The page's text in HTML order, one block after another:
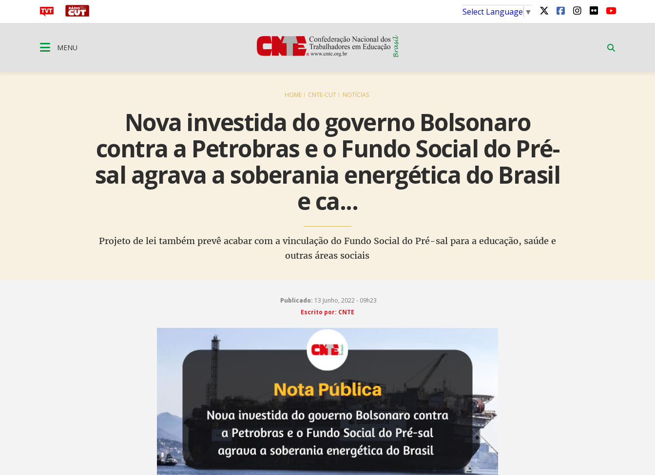
Select Language ▼
MENU
HOME CNTE-CUT NOTÍCIAS
Nova investida do governo Bolsonaro
contra a Petrobras e o Fundo Social do Pré-
sal agrava a soberania energética do Brasil
e ca...
Projeto de lei também prevê acabar com a vinculação do Fundo Social do Pré-sal para a educação, saúde e
outras áreas sociais
Publicado: 13 Junho, 2022 - 09h23
Escrito por: CNTE